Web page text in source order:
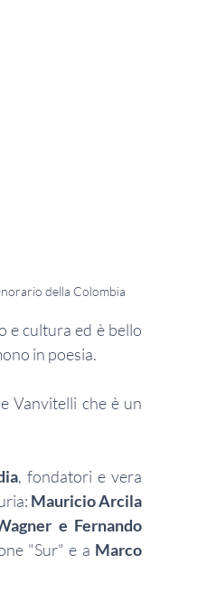
della Colombia
e cultura ed è bello
in poesia.
Vanvitelli che è un
, fondatori e vera
Mauricio Arcila
e Fernando
"Sur" e a Marco